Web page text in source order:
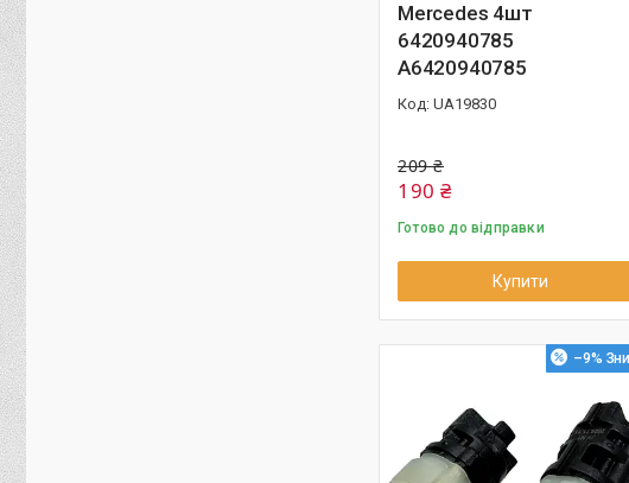
Mercedes 4шт
6420940785
A6420940785
UA19830
209 ₴
190 ₴
Готово до відправки
Купити
–9%